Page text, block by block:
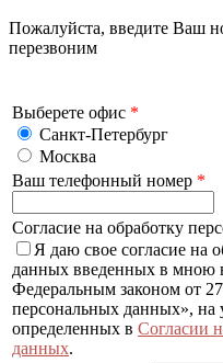
Пожалуйста, введите Ваш
перезвоним
Выберете офис *
Санкт-Петербург
Москва
Ваш телефонный номер *
Согласие на обработку
Я даю свое согласие на
данных введенных в мною
Федеральным законом от
персональных данных», на
определенных в Согласии
данных.